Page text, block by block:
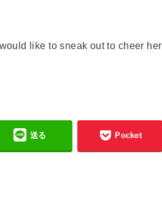
like to sneak out to cheer her
送る Pocket